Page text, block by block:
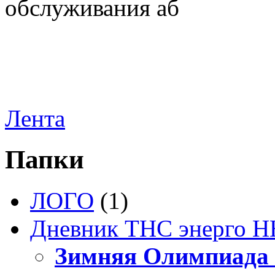
обслуживания аб
Лента
Папки
ЛОГО (1)
Дневник ТНС энерго
Зимняя